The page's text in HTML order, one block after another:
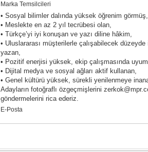
Marka Temsilcileri
• Sosyal bilimler dalında yüksek öğrenim görmüş,
• Meslekte en az 2 yıl tecrübesi olan,
• Türkçe’yi iyi konuşan ve yazı diline hâkim,
• Uluslararası müşterilerle çalışabilecek
yazan,
• Pozitif enerjisi yüksek, ekip çalışmasında
• Dijital medya ve sosyal ağları aktif kullanan,
• Genel kültürü yüksek, sürekli yenilenmeye
Adayların fotoğraflı özgeçmişlerini zerkok@mpr.com.tr mail
göndermelerini rica ederiz.
E-Posta